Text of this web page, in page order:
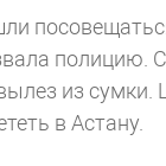
полицию.
из сумки.
в Астану.